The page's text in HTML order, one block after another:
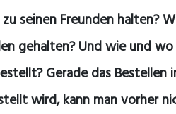
seinen Freunden halten?
gehalten? Und wie und
Gerade das
wird, kann man vorher